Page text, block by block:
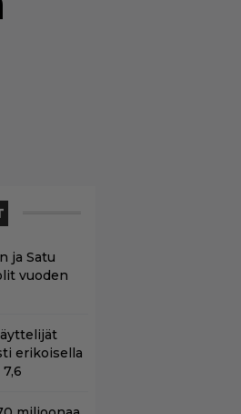
ja Satu
vuoden
erikoisella